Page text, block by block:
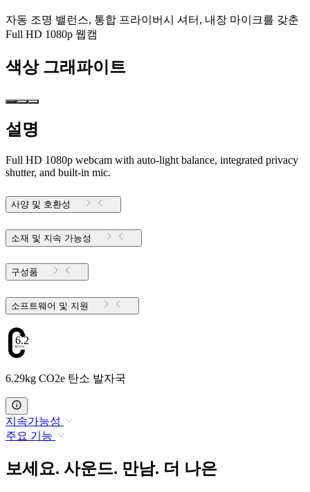
자동 조명 밸런스, 통합 프라이버시 셔터, 내장 마이크를 갖춘
Full HD 1080p 웹캠
색상 그래파이트
설명
Full HD 1080p webcam with auto-light balance, integrated privacy
shutter, and built-in mic.
사양 및 호환성
소재 및 지속 가능성
구성품
소프트웨어 및 지원
6.29
6.29kg CO2e 탄소 발자국
지속가능성
주요 기능
보세요. 사운드. 만남. 더 나은